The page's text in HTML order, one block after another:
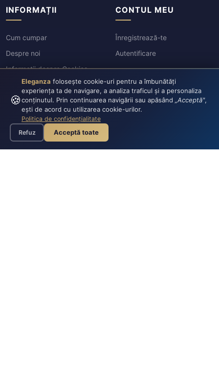
INFORMAȚII
Cum cumpar
Despre noi
Informații despre Cookies
Politica de Confidențialitate
Termeni si conditii
Blog
🎁 Concursuri
CONTUL MEU
Înregistrează-te
Autentificare
🍪
Eleganza folosește cookie-uri pentru a îmbunătăți
experiența ta de navigare, a analiza traficul și a personaliza
conținutul. Prin continuarea navigării sau apăsând „Acceptă",
ești de acord cu utilizarea cookie-urilor.
Politica de confidențialitate
Refuz
Acceptă toate